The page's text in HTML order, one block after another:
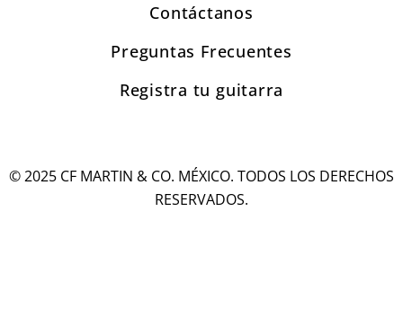
Contáctanos
Preguntas Frecuentes
Registra tu guitarra
© 2025 CF MARTIN & CO. MÉXICO. TODOS LOS DERECHOS
RESERVADOS.